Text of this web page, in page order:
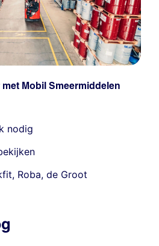
Mobil Smeermiddelen
nodig
, Roba,de Groot